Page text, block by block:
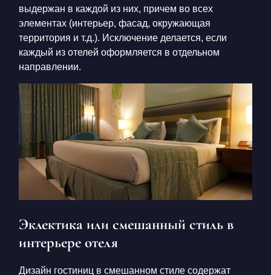
выдержан в каждой из них, причем во всех
элементах (интерьер, фасад, окружающая
территория и т.д.). Исключение делается, если
каждый из отелей оформляется в отдельном
направлении.
Эклектика или смешанный стиль в
интерьере отеля
Дизайн гостиниц в смешанном стиле содержат